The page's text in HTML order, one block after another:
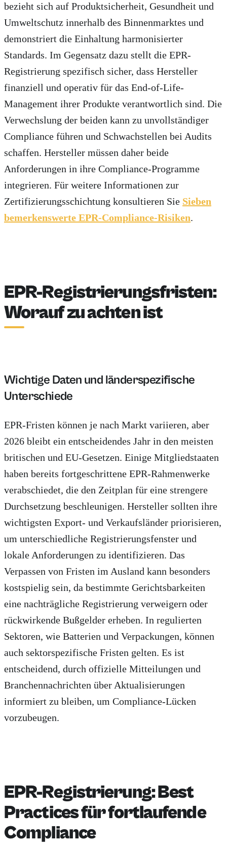
bezieht sich auf Produktsicherheit, Gesundheit und
Umweltschutz innerhalb des Binnenmarktes und
demonstriert die Einhaltung harmonisierter
Standards. Im Gegensatz dazu stellt die EPR-
Registrierung spezifisch sicher, dass Hersteller
finanziell und operativ für das End-of-Life-
Management ihrer Produkte verantwortlich sind. Die
Verwechslung der beiden kann zu unvollständiger
Compliance führen und Schwachstellen bei Audits
schaffen. Hersteller müssen daher beide
Anforderungen in ihre Compliance-Programme
integrieren. Für weitere Informationen zur
Zertifizierungsschichtung konsultieren Sie Sieben
bemerkenswerte EPR-Compliance-Risiken.
EPR-Registrierungsfristen:
Worauf zu achten ist
Wichtige Daten und länderspezifische
Unterschiede
EPR-Fristen können je nach Markt variieren, aber
2026 bleibt ein entscheidendes Jahr in den meisten
britischen und EU-Gesetzen. Einige Mitgliedstaaten
haben bereits fortgeschrittene EPR-Rahmenwerke
verabschiedet, die den Zeitplan für eine strengere
Durchsetzung beschleunigen. Hersteller sollten ihre
wichtigsten Export- und Verkaufsländer priorisieren,
um unterschiedliche Registrierungsfenster und
lokale Anforderungen zu identifizieren. Das
Verpassen von Fristen im Ausland kann besonders
kostspielig sein, da bestimmte Gerichtsbarkeiten
eine nachträgliche Registrierung verweigern oder
rückwirkende Bußgelder erheben. In regulierten
Sektoren, wie Batterien und Verpackungen, können
auch sektorspezifische Fristen gelten. Es ist
entscheidend, durch offizielle Mitteilungen und
Branchennachrichten über Aktualisierungen
informiert zu bleiben, um Compliance-Lücken
vorzubeugen.
EPR-Registrierung: Best
Practices für fortlaufende
Compliance